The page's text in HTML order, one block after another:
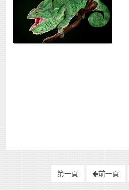
第一頁 前一頁